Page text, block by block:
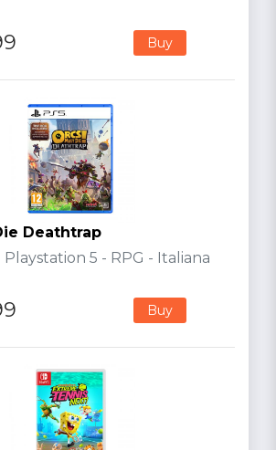
Buy
Deathtrap
5 - RPG - Italiana
Buy